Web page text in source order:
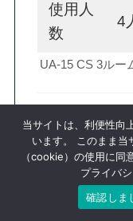
使用人
数
4
UA-15 CS 3ルー
特殊タイプ
当サイトは、利便性向
います。 このまま当
（cookie）の使用に同
プライバ
確認しま